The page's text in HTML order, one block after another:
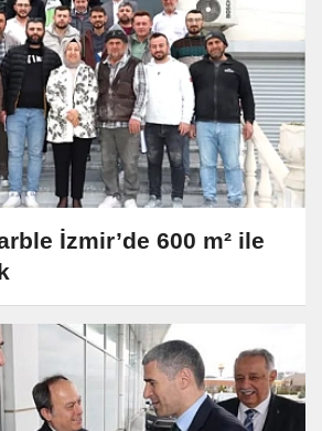
İzmir’de 600 m² ile